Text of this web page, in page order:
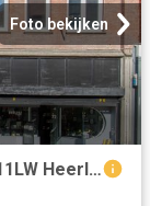
Foto bekijken
Woning te huur: Saroleastraat 76A 6411LW Heerlen